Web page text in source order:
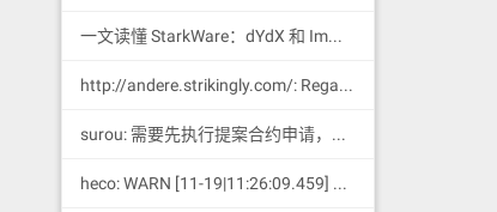
一文读懂 StarkWare：dYdX 和 Immutable 背后的 L2 方案 R11; BitKeep 博客: [...]Layer 2:Comparing Laye...
http://andere.strikingly.com/: Regards, Great stuff!
surou: 需要先执行提案合约申请，等待出块节点地址同意后，才会进...
heco: WARN [11-19|11:26:09.459] N...